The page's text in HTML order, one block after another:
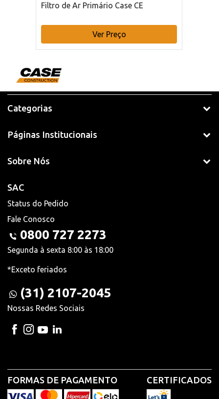
Filtro de Ar Primário Case CE
Ver Preço
Categorias
Páginas Institucionais
Sobre Nós
SAC
Status do Pedido
Fale Conosco
0800 727 2273
Segunda à sexta 8:00 às 18:00
*Exceto feriados
(31) 2107-2045
Nossas Redes Sociais
FORMAS DE PAGAMENTO CERTIFICADOS